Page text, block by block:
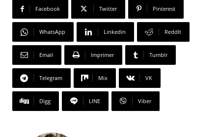
Facebook Twitter Pinterest
WhatsApp Linkedin ReddIt
Email Imprimer Tumblr
Telegram Mix VK
Digg LINE Viber